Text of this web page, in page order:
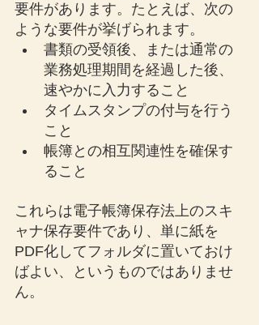
要件があります。たとえば、次の
ような要件が挙げられます。
書類の受領後、または通常の
業務処理期間を経過した後、
速やかに入力すること
タイムスタンプの付与を行う
こと
帳簿との相互関連性を確保す
ること
これらは電子帳簿保存法上のスキ
ャナ保存要件であり、単に紙を
PDF化してフォルダに置いておけ
ばよい、というものではありませ
ん。